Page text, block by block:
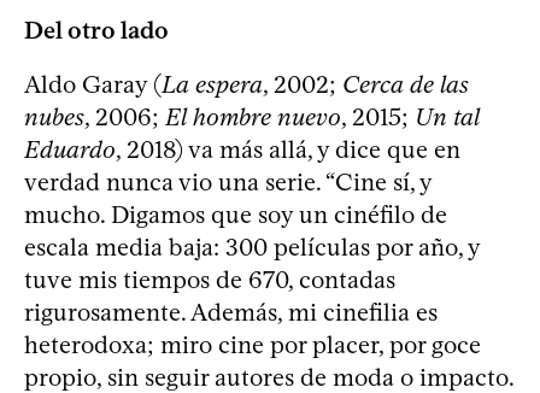
Del otro lado
Aldo Garay (La espera, 2002; Cerca de las
nubes, 2006;El hombre nuevo, 2015; Un tal
Eduardo, 2018) va más allá, y dice que en
verdad nunca vio una serie. “Cine sí, y
mucho. Digamos que soy un cinéfilo de
escala media baja: 300 películas por año, y
tuve mis tiempos de 670, contadas
rigurosamente. Además, mi cinefilia es
heterodoxa; miro cine por placer, por goce
propio, sin seguir autores de moda o impacto.